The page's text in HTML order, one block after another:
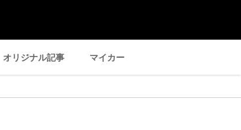
オリジナル記事 マイカー